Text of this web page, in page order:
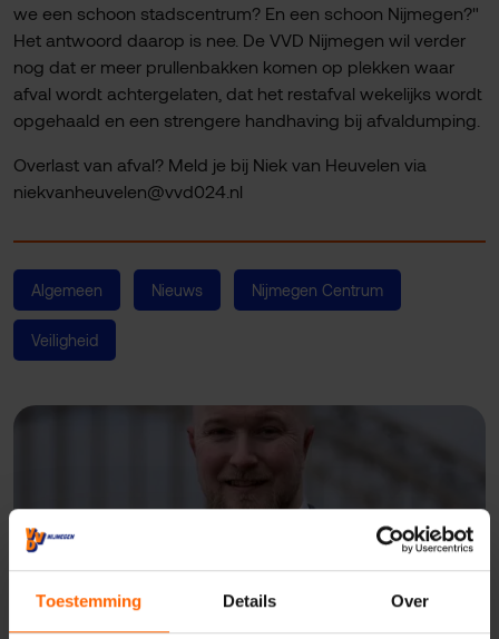
Toestemming Details Over
we een schoon stadscentrum? En een schoon Nijmegen?"
Het antwoord daarop is nee. De VVD Nijmegen wil verder
nog dat er meer prullenbakken komen op plekken waar
afval wordt achtergelaten, dat het restafval wekelijks wordt
opgehaald en een strengere handhaving bij afvaldumping.
Overlast van afval? Meld je bij Niek van Heuvelen via
niekvanheuvelen@vvd024.nl
Algemeen Nieuws Nijmegen Centrum
Veiligheid